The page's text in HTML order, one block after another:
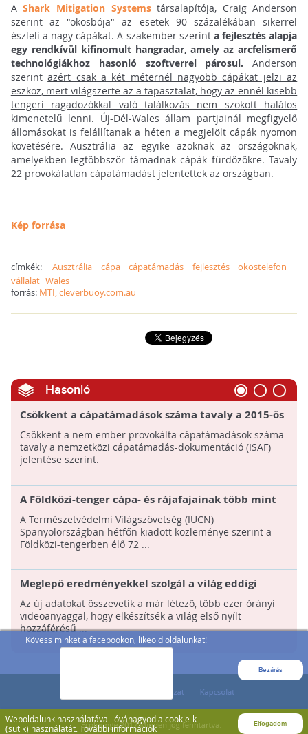
Kövess minket a facebookon, likeold oldalunkat!
Bezárás
Weboldalunk használatával jóváhagyod a cookie-k
(sütik) használatát.További információk Elfogadom
AShark Mitigation Systemstársalapítója, Craig Anderson
szerint az "okosbója" az esetek 90 százalékában sikerrel
észleli a nagy cápákat. A szakember szerint a fejlesztés alapja
egy rendkívül kifinomult hangradar, amely az arcfelismerő
technológiákhoz hasonló szoftverrel párosul. Anderson
szerintazért csak a két méternél nagyobb cápákat jelzi az
eszköz, mert világszerte az a tapasztalat, hogy az ennél kisebb
tengeri ragadozókkal való találkozás nem szokott halálos
kimenetelű lenni. Új-Dél-Wales állam partjainál megfigyelő
állomásokat is felállítanak a héten a megjelölt cápák nyomon
követésére. Ausztrália az egyike azoknak az országoknak,
amelyekben legtöbbször támadnak cápák fürdőzőkre. Tavaly
22 provokálatlan cápatámadást jelentettek az országban.
Kép forrása
címkék: Ausztrália cápa cápatámadás fejlesztés
okostelefon
vállalat Wales
forrás: MTI, cleverbuoy.com.au
Hasonló
Csökkent a cápatámadások száma tavaly a 2015-ös
rekordot követően
Csökkent a nem ember provokálta cápatámadások száma
tavaly a nemzetközi cápatámadás-dokumentáció (ISAF)
jelentése szerint.
A Földközi-tenger cápa- és rájafajainak több mint
felét a kihalás veszélye fenyegeti! - Fő ok a
túlhalászat
A Természetvédelmi Világszövetség (IUCN)
Spanyolországban hétfőn kiadott közleménye szerint a
Földközi-tengerben élő 72 ...
Meglepő eredményekkel szolgál a világ eddigi
legnagyobb cápaszámlálása
Az új adatokat összevetik a már létező, több ezer órányi
videoanyaggal, hogy elkészítsék a világ első nyílt
hozzáférésű ...